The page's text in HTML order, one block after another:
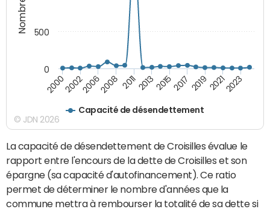
Capacité de désendettement
2000200220062008 2011201320152017 201920212023
0
500
© JDN 2026
La capacité de désendettement de Croisilles évalue le
rapport entre l'encours de la dette de Croisilles et son
épargne (sa capacité d'autofinancement). Ce ratio
permet de déterminer le nombre d'années que la
commune mettra à rembourser la totalité de sa dette si